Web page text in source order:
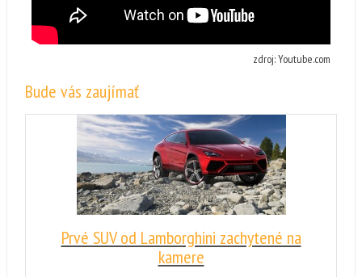
zdroj: Youtube.com
Bude vás zaujímať
Prvé SUV od Lamborghini zachytené na
kamere